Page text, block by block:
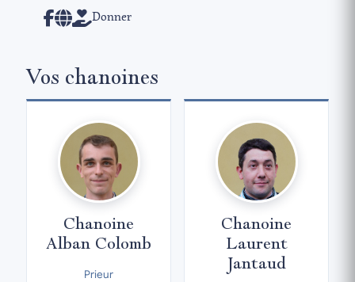
Donner
Vos chanoines
Chanoine
Alban Colomb
Prieur
Chanoine
Laurent
Jantaud